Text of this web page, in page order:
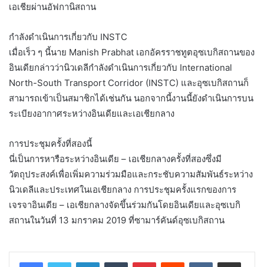
เอเชียผ่านอัฟกานิสถาน
กำลังดำเนินการเกี่ยวกับ INSTC
เมื่อเร็ว ๆ นี้นาย Manish Prabhat เอกอัครราชทูตอุซเบกิสถานของ
อินเดียกล่าวว่านิวเดลีกำลังดำเนินการเกี่ยวกับ International
North-South Transport Corridor (INSTC) และอุซเบกิสถานก็
สามารถเข้าเป็นสมาชิกได้เช่นกัน นอกจากนี้งานนี้ยังดำเนินการบน
ระเบียงอากาศระหว่างอินเดียและเอเชียกลาง
การประชุมครั้งที่สองนี้
นี่เป็นการหารือระหว่างอินเดีย – เอเชียกลางครั้งที่สองซึ่งมี
วัตถุประสงค์เพื่อเพิ่มความร่วมมือและกระชับความสัมพันธ์ระหว่าง
นิวเดลีและประเทศในเอเชียกลาง การประชุมครั้งแรกของการ
เจรจาอินเดีย – เอเชียกลางจัดขึ้นร่วมกันโดยอินเดียและอุซเบกิ
สถานในวันที่ 13 มกราคม 2019 ที่ซามาร์คันด์อุซเบกิสถาน
LinkedInTumblr PinterestReddit VKontakteShare via Email